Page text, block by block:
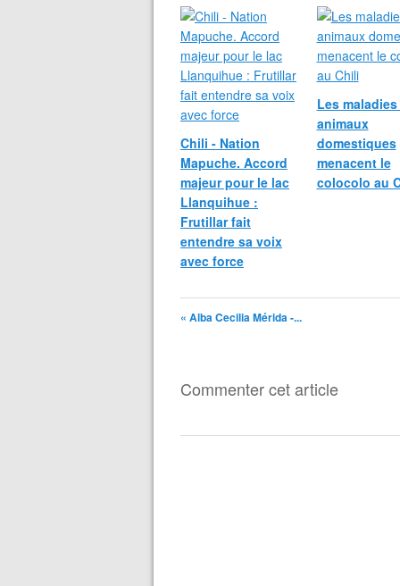
Chili - Nation
Mapuche. Accord
majeur pour le lac
Llanquihue :
Frutillar fait
entendre sa voix
avec force
Les
animaux
domestiques
menacent le
colocolo au
« Alba Cecilia Mérida -...
Commenter cet article